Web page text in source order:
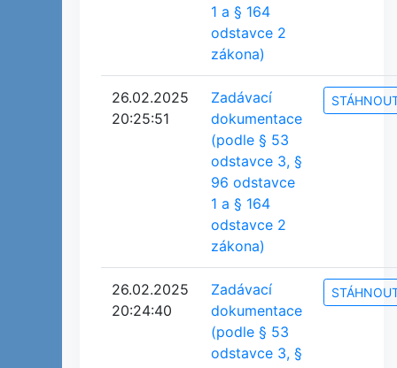
1 a § 164
odstavce 2
zákona)
26.02.2025
20:25:51
Zadávací
dokumentace
(podle § 53
odstavce 3, §
96 odstavce
1 a § 164
odstavce 2
zákona)
26.02.2025
20:24:40
Zadávací
dokumentace
(podle § 53
odstavce 3, §